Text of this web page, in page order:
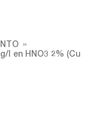
l en HNO3 2% (Cu